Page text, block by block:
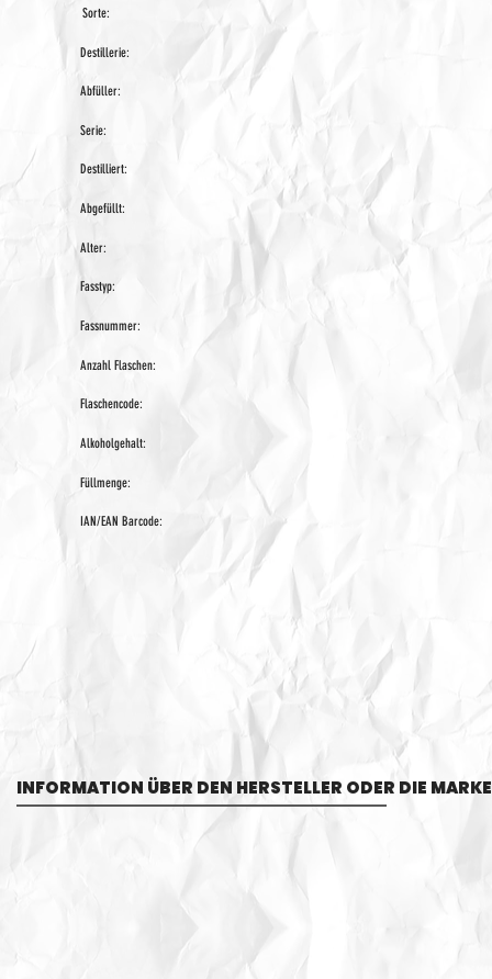
Sorte:
Destillerie:
Abfüller:
Serie:
Destilliert:
Abgefüllt:
Alter:
Fasstyp:
Fassnummer:
Anzahl Flaschen:
Flaschencode:
Alkoholgehalt:
Füllmenge:
IAN/EAN Barcode:
INFORMATION ÜBER DEN HERSTELLER ODER DIE MARKE